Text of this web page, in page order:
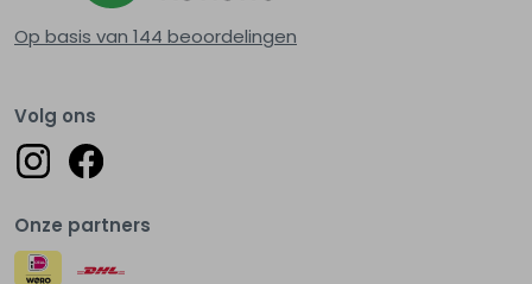
Op basis van 144 beoordelingen
Volg ons
Onze partners